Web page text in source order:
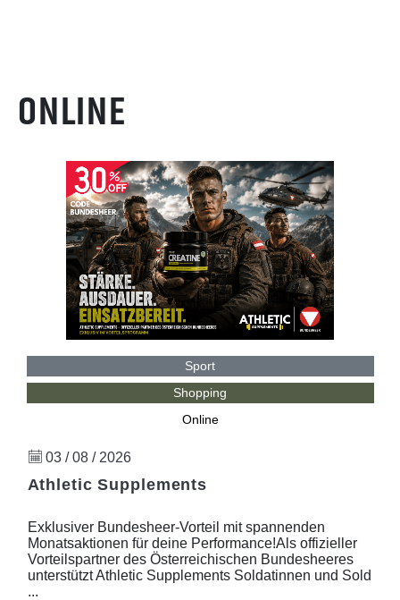
ONLINE
Sport
Shopping
Online
03 / 08 / 2026
Athletic Supplements
Exklusiver Bundesheer-Vorteil mit spannenden
Monatsaktionen für deine Performance!Als offizieller
Vorteilspartner des Österreichischen Bundesheeres
unterstützt Athletic Supplements Soldatinnen und Sold
...